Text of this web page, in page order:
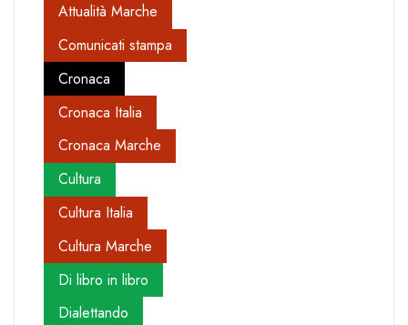
Attualità Marche
Comunicati stampa
Cronaca
Cronaca Italia
Cronaca Marche
Cultura
Cultura Italia
Cultura Marche
Di libro in libro
Dialettando